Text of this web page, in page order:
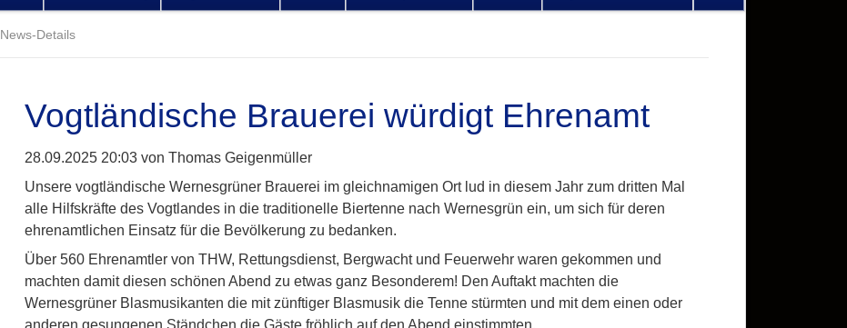
überspringen
News-Details
Vogtländische Brauerei würdigt Ehrenamt
28.09.2025 20:03 von Thomas Geigenmüller
Unsere vogtländische Wernesgrüner Brauerei im gleichnamigen Ort lud in diesem Jahr zum dritten Mal
alle Hilfskräfte des Vogtlandes in die traditionelle Biertenne nach Wernesgrün ein, um sich für deren
ehrenamtlichen Einsatz für die Bevölkerung zu bedanken.
Über 560 Ehrenamtler von THW, Rettungsdienst, Bergwacht und Feuerwehr waren gekommen und
machten damit diesen schönen Abend zu etwas ganz Besonderem! Den Auftakt machten die
Wernesgrüner Blasmusikanten die mit zünftiger Blasmusik die Tenne stürmten und mit dem einen oder
anderen gesungenen Ständchen die Gäste fröhlich auf den Abend einstimmten.